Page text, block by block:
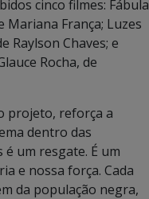
cinco filmes: Fábula
Mariana França; Luzes
Raylson Chaves; e
Rocha, de
projeto, reforça a
dentro das
um resgate. É um
e nossa força. Cada
da população negra,